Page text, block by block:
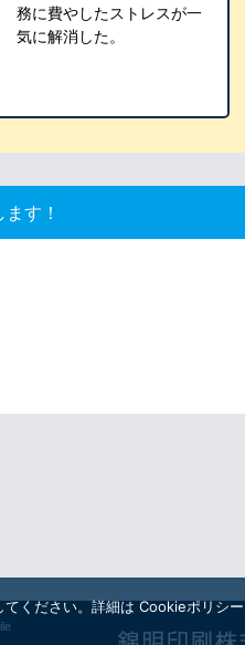
務に費やしたストレスが一
気に解消した。
す！
ください。詳細は Cookieポリシ